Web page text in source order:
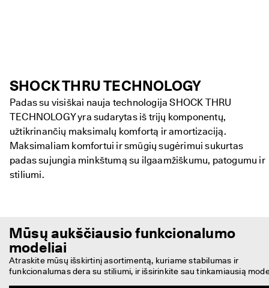
SHOCK THRU TECHNOLOGY
Padas su visiškai nauja technologija SHOCK THRU
TECHNOLOGY yra sudarytas iš trijų komponentų,
užtikrinančių maksimalų komfortą ir amortizaciją.
Maksimaliam komfortui ir smūgių sugėrimui sukurtas
padas sujungia minkštumą su ilgaamžiškumu, patogumu ir
stiliumi.
Mūsų aukščiausio funkcionalumo
modeliai
Atraskite mūsų išskirtinį asortimentą, kuriame stabilumas ir
funkcionalumas dera su stiliumi, ir išsirinkite sau tinkamiausią